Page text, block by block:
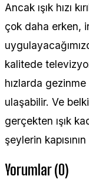
Ancak ışık hızı
çok daha erken,
kalitede
hızlarda
ulaşabilir. Ve
gerçekten ışık
şeylerin
Yorumlar (0)